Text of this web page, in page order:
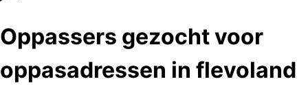
Oppassers gezocht voor
oppasadressen in flevoland